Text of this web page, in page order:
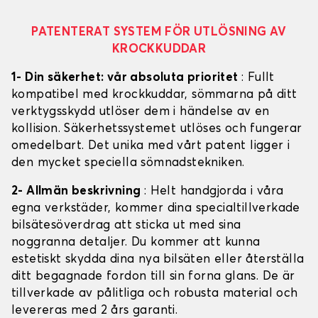
PATENTERAT SYSTEM FÖR UTLÖSNING AV
KROCKKUDDAR
1- Din säkerhet: vår absoluta prioritet : Fullt
kompatibel med krockkuddar, sömmarna på ditt
verktygsskydd utlöser dem i händelse av en
kollision. Säkerhetssystemet utlöses och fungerar
omedelbart. Det unika med vårt patent ligger i
den mycket speciella sömnadstekniken.
2- Allmän beskrivning : Helt handgjorda i våra
egna verkstäder, kommer dina specialtillverkade
bilsätesöverdrag att sticka ut med sina
noggranna detaljer. Du kommer att kunna
estetiskt skydda dina nya bilsäten eller återställa
ditt begagnade fordon till sin forna glans. De är
tillverkade av pålitliga och robusta material och
levereras med 2 års garanti.